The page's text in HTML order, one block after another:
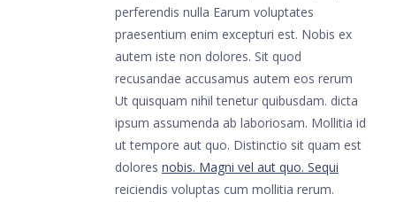
perferendis nulla Earum voluptates
praesentium enim excepturi est. Nobis ex
autem iste non dolores. Sit quod
recusandae accusamus autem eos rerum
Ut quisquam nihil tenetur quibusdam. dicta
ipsum assumenda ab laboriosam. Mollitia id
ut tempore aut quo. Distinctio sit quam est
dolores nobis. Magni vel aut quo. Sequi
reiciendis voluptas cum mollitia rerum.